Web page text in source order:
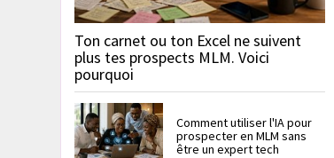
Ton carnet ou ton Excel ne suivent
plus tes prospects MLM. Voici
pourquoi
Comment utiliser l'IA pour
prospecter en MLM sans
être un expert tech